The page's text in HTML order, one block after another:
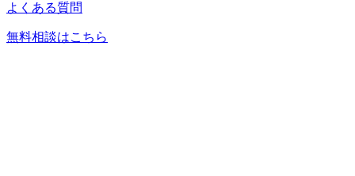
よくある質問
無料相談はこちら